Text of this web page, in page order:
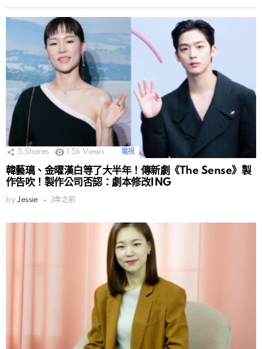
5 Shares 1.5k Views 電視
韓藝璃、金曜漢白等了大半年！傳新劇《The Sense》製
作告吹！製作公司否認：劇本修改ING
by Jessie 3年之前